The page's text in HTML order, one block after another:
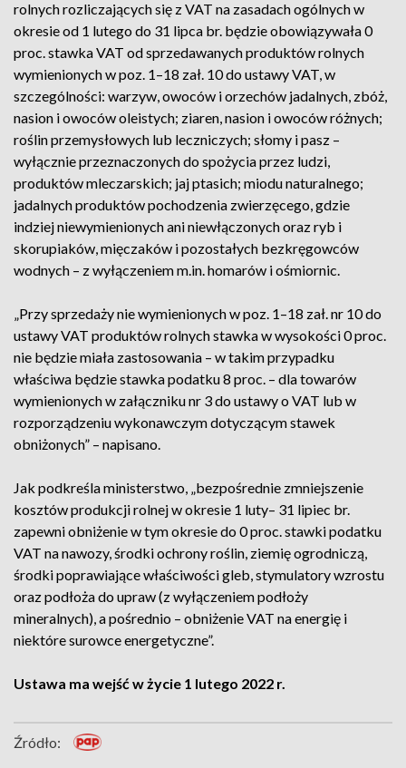
rolnych rozliczających się z VAT na zasadach ogólnych w
okresie od 1 lutego do 31 lipca br. będzie obowiązywała 0
proc. stawka VAT od sprzedawanych produktów rolnych
wymienionych w poz. 1–18 zał. 10 do ustawy VAT, w
szczególności: warzyw, owoców i orzechów jadalnych, zbóż,
nasion i owoców oleistych; ziaren, nasion i owoców różnych;
roślin przemysłowych lub leczniczych; słomy i pasz –
wyłącznie przeznaczonych do spożycia przez ludzi,
produktów mleczarskich; jaj ptasich; miodu naturalnego;
jadalnych produktów pochodzenia zwierzęcego, gdzie
indziej niewymienionych ani niewłączonych oraz ryb i
skorupiaków, mięczaków i pozostałych bezkręgowców
wodnych – z wyłączeniem m.in. homarów i ośmiornic.
„Przy sprzedaży nie wymienionych w poz. 1–18 zał. nr 10 do
ustawy VAT produktów rolnych stawka w wysokości 0 proc.
nie będzie miała zastosowania – w takim przypadku
właściwa będzie stawka podatku 8 proc. – dla towarów
wymienionych w załączniku nr 3 do ustawy o VAT lub w
rozporządzeniu wykonawczym dotyczącym stawek
obniżonych” – napisano.
Jak podkreśla ministerstwo, „bezpośrednie zmniejszenie
kosztów produkcji rolnej w okresie 1 luty– 31 lipiec br.
zapewni obniżenie w tym okresie do 0 proc. stawki podatku
VAT na nawozy, środki ochrony roślin, ziemię ogrodniczą,
środki poprawiające właściwości gleb, stymulatory wzrostu
oraz podłoża do upraw (z wyłączeniem podłoży
mineralnych), a pośrednio – obniżenie VAT na energię i
niektóre surowce energetyczne”.
Ustawa ma wejść w życie 1 lutego 2022 r.
Źródło: